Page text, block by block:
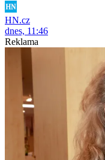
HN.cz
dnes, 11:46
Reklama